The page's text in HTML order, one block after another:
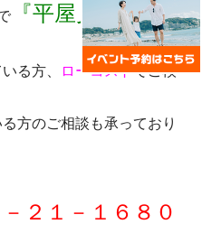
『平屋見学会』を
る方、 ローコストでご検
方のご相談も承っており
２１－１６８０